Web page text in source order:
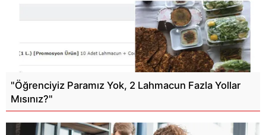
"Öğrenciyiz Paramız Yok, 2 Lahmacun Fazla Yollar
Mısınız?"